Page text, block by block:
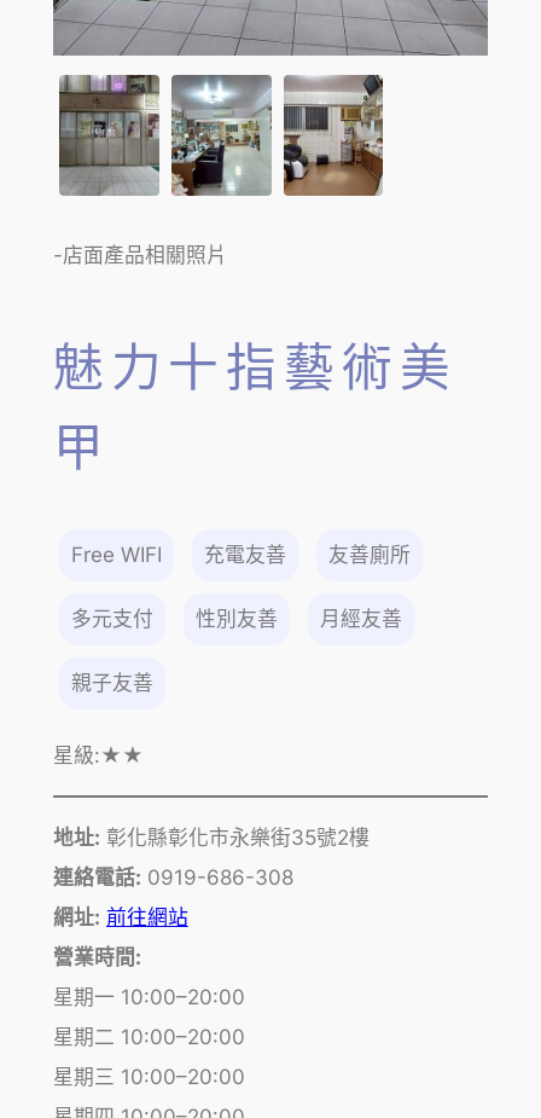
-店面產品相關照片
魅力十指藝術美
甲
Free WIFI 充電友善 友善廁所
多元支付 性別友善 月經友善
親子友善
星級:★★
地址: 彰化縣彰化市永樂街35號2樓
連絡電話: 0919-686-308
網址: 前往網站
營業時間:
星期一 10:00–20:00
星期二 10:00–20:00
星期三 10:00–20:00